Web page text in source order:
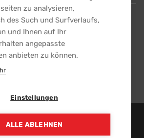
zu analysieren,
des Such und Surfverlaufs,
und Ihnen auf Ihr
angepasste
anbieten zu können.
Einstellungen
ALLE ABLEHNEN
- Alle Rechte vorbehalten.